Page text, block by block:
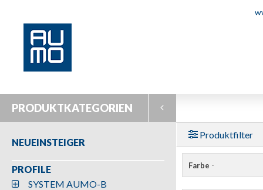
PRODUKTKATEGORIEN
NEUEINSTEIGER
PROFILE
SYSTEM AUMO-B
Produktfilter
Farbe -